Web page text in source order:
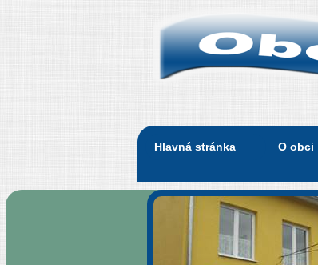
Hlavná stránka O obci